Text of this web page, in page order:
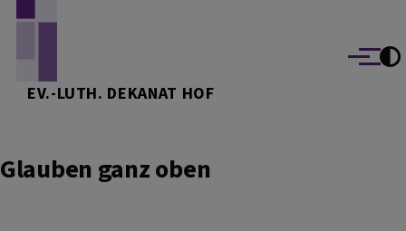
EV.-LUTH. DEKANAT HOF
Menü
Glauben ganz oben